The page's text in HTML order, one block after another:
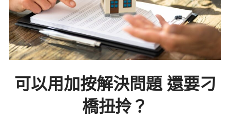
可以用加按解決問題 還要刁
橋扭拎？